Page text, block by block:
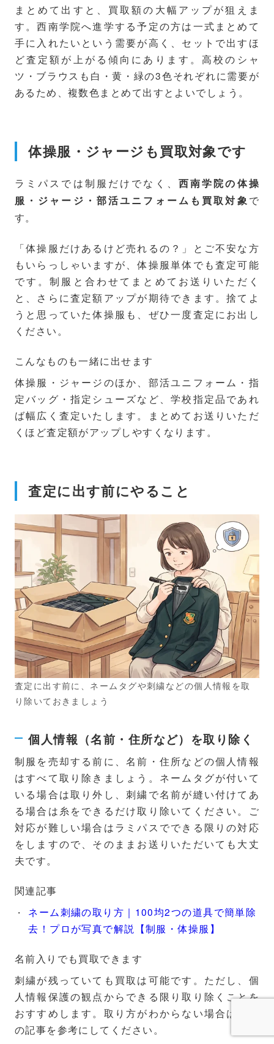
まとめて出すと、買取額の大幅アップが狙えま
す。西南学院へ進学する予定の方は一式まとめて
手に入れたいという需要が高く、セットで出すほ
ど査定額が上がる傾向にあります。高校のシャ
ツ・ブラウスも白・黄・緑の3色それぞれに需要が
あるため、複数色まとめて出すとよいでしょう。
体操服・ジャージも買取対象です
ラミパスでは制服だけでなく、 西南学院の体操
服・ジャージ・部活ユニフォームも買取対象で
す。
「体操服だけあるけど売れるの？」とご不安な方
もいらっしゃいますが、体操服単体でも査定可能
です。制服と合わせてまとめてお送りいただく
と、さらに査定額アップが期待できます。捨てよ
うと思っていた体操服も、ぜひ一度査定にお出し
ください。
こんなものも一緒に出せます
体操服・ジャージのほか、部活ユニフォーム・指
定バッグ・指定シューズなど、学校指定品であれ
ば幅広く査定いたします。まとめてお送りいただ
くほど査定額がアップしやすくなります。
査定に出す前にやること
査定に出す前に、ネームタグや刺繍などの個人情報を取
り除いておきましょう
個人情報（名前・住所など）を取り除く
制服を売却する前に、名前・住所などの個人情報
はすべて取り除きましょう。ネームタグが付いて
いる場合は取り外し、刺繍で名前が縫い付けてあ
る場合は糸をできるだけ取り除いてください。ご
対応が難しい場合はラミパスでできる限りの対応
をしますので、そのままお送りいただいても大丈
夫です。
関連記事
ネーム刺繍の取り方｜100均2つの道具で簡単除
去！プロが写真で解説【制服・体操服】
名前入りでも買取できます
刺繍が残っていても買取は可能です。ただし、個
人情報保護の観点からできる限り取り除くことを
おすすめします。取り方がわからない場合は上記
の記事を参考にしてください。